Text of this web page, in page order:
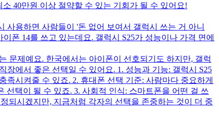
소 40만원 이상 절약할 수 있는 기회가 될 수 있어요!
용하면 사람들이 '돈 없어 보여서 갤럭시 쓰는 거 아니
폰 14를 쓰고 있는데요. 갤럭시 S25가 성능이나 가격 면에
문제예요. 한국에서는 아이폰이 선호되기도 하지만, 갤럭
에서 좋은 선택일 수 있어요. 1. 성능과 기능: 갤럭시 S25
시켜줄 수 있죠. 2. 휴대폰 선택 기준: 사람마다 중요하게
택이 될 수 있죠. 3. 사회적 인식: 스마트폰을 어떤 걸 쓰
되시겠지만, 지금처럼 각자의 선택을 존중하는 것이 더 중